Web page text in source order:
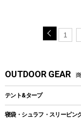
1
OUTDOOR GEAR
テント&タープ
テント
寝袋・シュラフ・スリーピン